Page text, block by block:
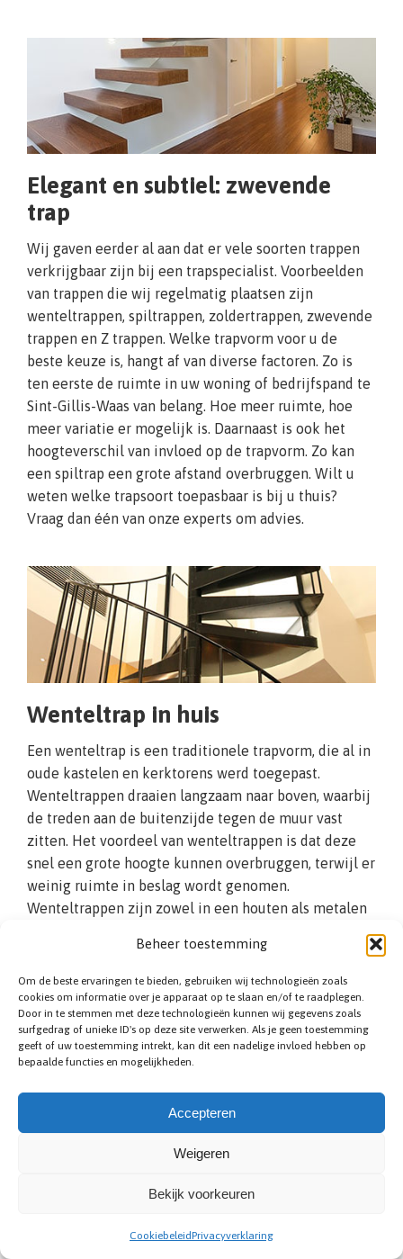
Beheer toestemming
Om de beste ervaringen te bieden, gebruiken wij technologieën zoals
cookies om informatie over je apparaat op te slaan en/of te raadplegen.
Door in te stemmen met deze technologieën kunnen wij gegevens zoals
surfgedrag of unieke ID's op deze site verwerken. Als je geen toestemming
geeft of uw toestemming intrekt, kan dit een nadelige invloed hebben op
bepaalde functies en mogelijkheden.
Accepteren
Weigeren
Bekijk voorkeuren
CookiebeleidPrivacyverklaring
Elegant en subtiel: zwevende
trap
Wij gaven eerder al aan dat er vele soorten trappen
verkrijgbaar zijn bij een trapspecialist. Voorbeelden
van trappen die wij regelmatig plaatsen zijn
wenteltrappen, spiltrappen, zoldertrappen, zwevende
trappen en Z trappen. Welke trapvorm voor u de
beste keuze is, hangt af van diverse factoren. Zo is
ten eerste de ruimte in uw woning of bedrijfspand te
Sint-Gillis-Waas van belang. Hoe meer ruimte, hoe
meer variatie er mogelijk is. Daarnaast is ook het
hoogteverschil van invloed op de trapvorm. Zo kan
een spiltrap een grote afstand overbruggen. Wilt u
weten welke trapsoort toepasbaar is bij u thuis?
Vraag dan één van onze experts om advies.
Wenteltrap in huis
Een wenteltrap is een traditionele trapvorm, die al in
oude kastelen en kerktorens werd toegepast.
Wenteltrappen draaien langzaam naar boven, waarbij
de treden aan de buitenzijde tegen de muur vast
zitten. Het voordeel van wenteltrappen is dat deze
snel een grote hoogte kunnen overbruggen, terwijl er
weinig ruimte in beslag wordt genomen.
Wenteltrappen zijn zowel in een houten als metalen
mogelijk om natuursteen of beton als basisproduct te
kiezen. Bij de wenteltrappen die wij aanbieden zit
over het algemeen aan beide zijden een trapleuning,
zodat u altijd veilig ondersteund naar boven en
beneden kunt.
Bespaar ruimte met een spiltrap